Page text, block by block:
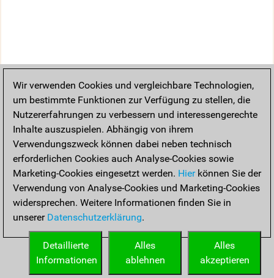
Wir verwenden Cookies und vergleichbare Technologien,
um bestimmte Funktionen zur Verfügung zu stellen, die
Nutzererfahrungen zu verbessern und interessengerechte
Inhalte auszuspielen. Abhängig von ihrem
Verwendungszweck können dabei neben technisch
erforderlichen Cookies auch Analyse-Cookies sowie
Marketing-Cookies eingesetzt werden. Hierkönnen Sie der
Verwendung von Analyse-Cookies und Marketing-Cookies
widersprechen. Weitere Informationen finden Sie in
unserer Datenschutzerklärung.
Alles
akzeptieren
Alles
ablehnen
Detaillierte
Informationen